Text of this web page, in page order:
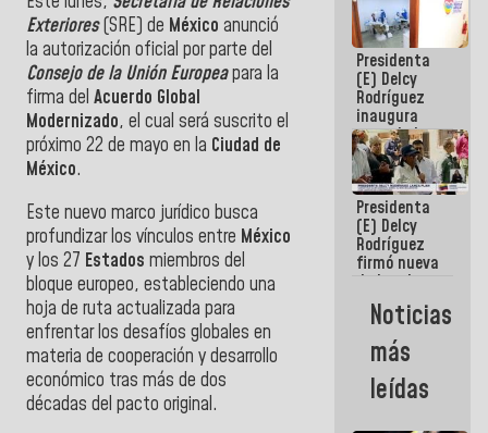
Exteriores(SRE) de México anunció
la autorización oficial por parte del
Consejo de la Unión Europeapara la
firma del Acuerdo Global
Modernizado, el cual será suscrito el
próximo 22 de mayo en la Ciudad de
México.
Este nuevo marco jurídico busca
profundizar los vínculos entre México
y los 27 Estados miembros del
bloque europeo, estableciendo una
hoja de ruta actualizada para
enfrentar los desafíos globales en
materia de cooperación y desarrollo
económico tras más de dos
décadas del pacto original.
y alcaldes a
edificar
casas para
abuelos
Presidenta
(E) Delcy
Rodríguez
inaugura
casa de los
Abuelos
Primavera
en Caracas
Presidenta
(E) Delcy
Rodríguez
firmó nueva
de Ley de
Arrendamiento
aprobada
por la AN
Noticias
más
leídas